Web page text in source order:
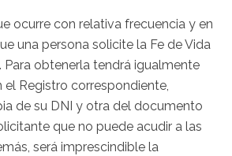
ocurre con relativa frecuencia y en
una persona solicite la Fe de Vida
Para obtenerla tendrá igualmente
el Registro correspondiente,
de su DNI y otra del documento
que no puede acudir a las
será imprescindible la